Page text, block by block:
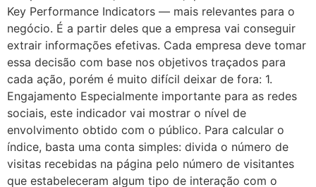
Key Performance Indicators — mais relevantes para o
negócio. É a partir deles que a empresa vai conseguir
extrair informações efetivas. Cada empresa deve tomar
essa decisão com base nos objetivos traçados para
cada ação, porém é muito difícil deixar de fora: 1.
Engajamento Especialmente importante para as redes
sociais, este indicador vai mostrar o nível de
envolvimento obtido com o público. Para calcular o
índice, basta uma conta simples: divida o número de
visitas recebidas na página pelo número de visitantes
que estabeleceram algum tipo de interação com o